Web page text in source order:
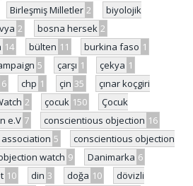
Birleşmiş Milletler 2
biyolojik
2 bosna hersek 2
14 bülten 11 burkina faso 1
5 çarşı 1 çekya 1
6 chp 1 çin 35
çınar koçgiri
2 çocuk 150
Çocuk
e.V 7 conscientious objection 16
5
conscientious objection
watch 9 Danimarka 6
10 din 3 doğa 10
dövizli